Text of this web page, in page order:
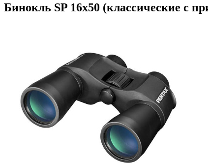
Бинокль SP 16x50 (классические с